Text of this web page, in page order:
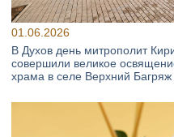
01.06.2026
В Духов день митрополит
совершили великое
храма в селе Верхний Багряж